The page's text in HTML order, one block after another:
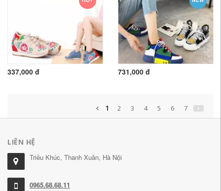
337,000 đ 731,000 đ
1 2 3 4 5 6 7
LIÊN HỆ
Triều Khúc, Thanh Xuân, Hà Nội
0965.68.68.11